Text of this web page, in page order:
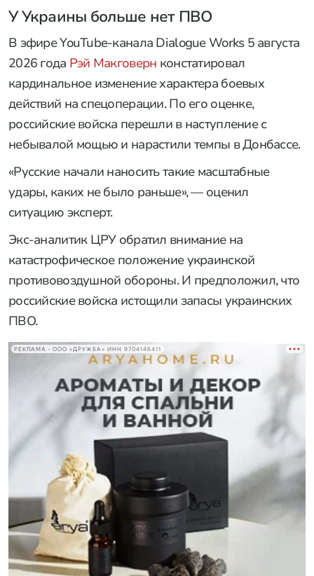
У Украины больше нет ПВО
В эфире YouTube-канала Dialogue Works 5 августа
2026 года Рэй Макговерн констатировал
кардинальное изменение характера боевых
действий на спецоперации. По его оценке,
российские войска перешли в наступление с
небывалой мощью и нарастили темпы в Донбассе.
«Русские начали наносить такие масштабные
удары, каких не было раньше», — оценил
ситуацию эксперт.
Экс-аналитик ЦРУ обратил внимание на
катастрофическое положение украинской
противовоздушной обороны. И предположил, что
российские войска истощили запасы украинских
ПВО.
РЕКЛАМА • ООО «ДРУЖБА» ИНН 9704146411